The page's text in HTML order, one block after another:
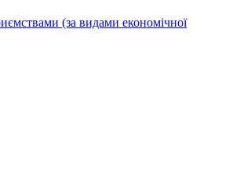
(за видами економічної